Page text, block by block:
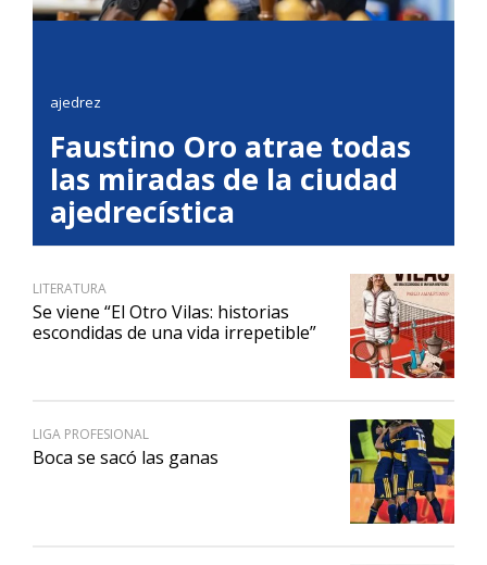
ajedrez
Faustino Oro atrae todas
las miradas de la ciudad
ajedrecística
LITERATURA
Se viene “El Otro Vilas: historias
escondidas de una vida irrepetible”
LIGA PROFESIONAL
Boca se sacó las ganas